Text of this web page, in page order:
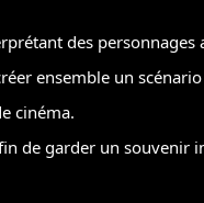
des personnages
ensemble un
cinéma.
de garder un souvenir